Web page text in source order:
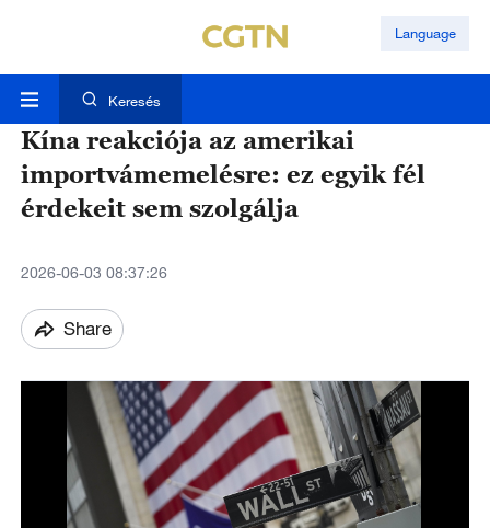
Language
Keresés
Kína reakciója az amerikai
importvámemelésre: ez egyik fél
érdekeit sem szolgálja
2026-06-03 08:37:26
Share